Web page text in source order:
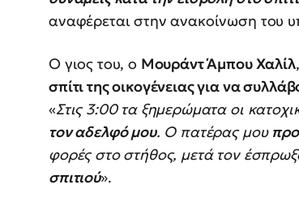
αναφέρεται στην ανακοίνωση του
Ο γιος του, ο Μουράντ Άμπου Χαλίλ
σπίτι της οικογένειας για να
«Στις 3:00 τα ξημερώματα οι
τον αδελφό μου. Ο πατέρας μου
φορές στο στήθος, μετά τον
σπιτιού».